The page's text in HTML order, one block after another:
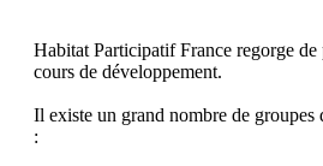
Habitat Participatif France regorge de
cours de développement.
Il existe un grand nombre de
: